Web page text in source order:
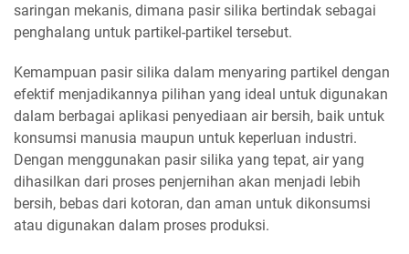
saringan mekanis, dimana pasir silika bertindak sebagai
penghalang untuk partikel-partikel tersebut.
Kemampuan pasir silika dalam menyaring partikel dengan
efektif menjadikannya pilihan yang ideal untuk digunakan
dalam berbagai aplikasi penyediaan air bersih, baik untuk
konsumsi manusia maupun untuk keperluan industri.
Dengan menggunakan pasir silika yang tepat, air yang
dihasilkan dari proses penjernihan akan menjadi lebih
bersih, bebas dari kotoran, dan aman untuk dikonsumsi
atau digunakan dalam proses produksi.